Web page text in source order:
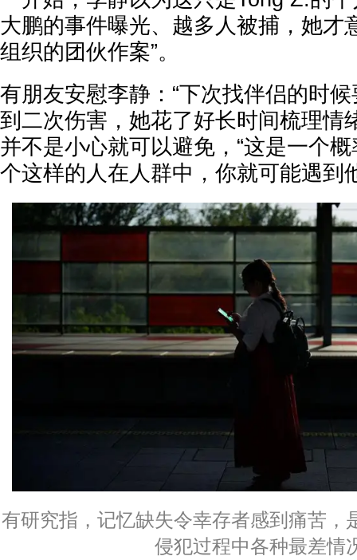
大鹏的事件曝光、越多人被捕，她才
组织的团伙作案”。
有朋友安慰李静：“下次找伴侣的时
到二次伤害，她花了好长时间梳理情
并不是小心就可以避免，“这是一个
个这样的人在人群中，你就可能遇到
有研究指，记忆缺失令幸存者感到痛苦，
侵犯过程中各种最差情